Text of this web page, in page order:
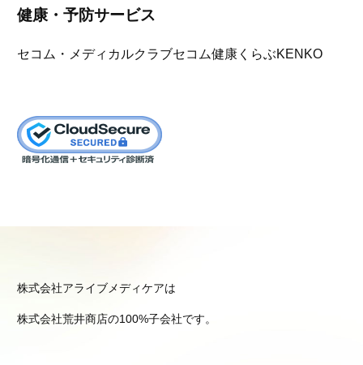
健康・予防サービス
セコム・メディカルクラブセコム健康くらぶKENKO
株式会社アライブメディケアは
株式会社荒井商店の100%子会社です。